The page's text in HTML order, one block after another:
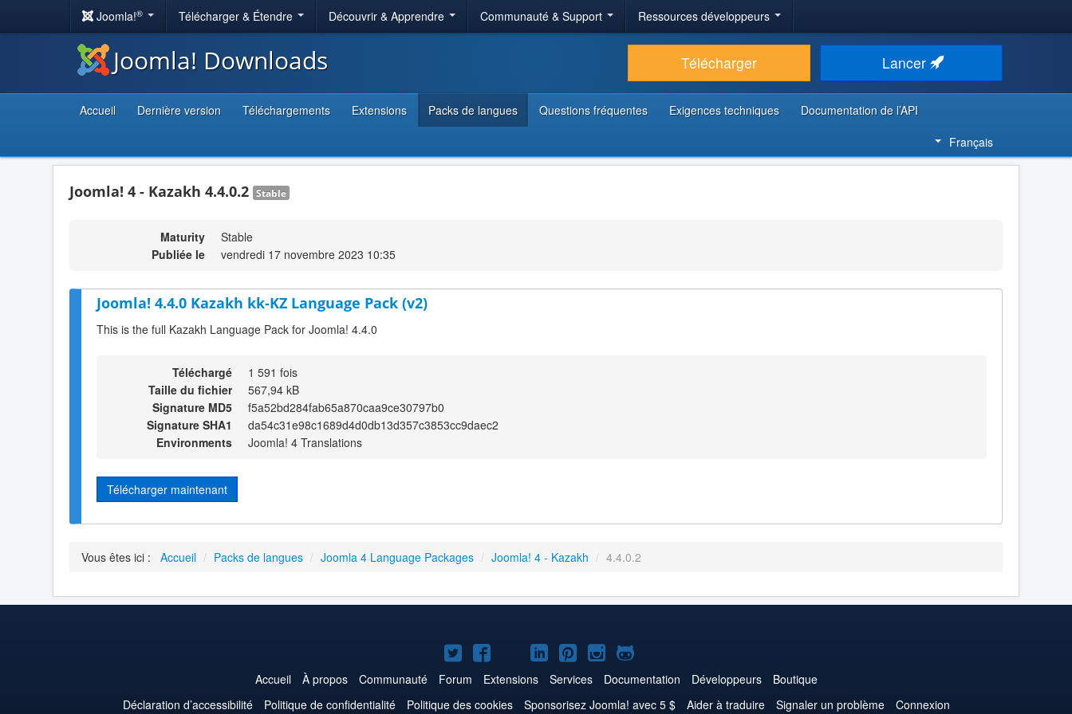
Joomla!® Télécharger & Étendre Découvrir & Apprendre Communauté & Support Ressources développeurs
Joomla! Downloads Télécharger Lancer
Accueil Dernière version Téléchargements Extensions Packs de langues Questions fréquentes Exigences techniques
Documentation de l’API
Français
Joomla! 4 - Kazakh 4.4.0.2 Stable
Maturity
Stable
Publiée le
vendredi 17 novembre 2023 10:35
Joomla! 4.4.0 Kazakh kk-KZ Language Pack (v2)
This is the full Kazakh Language Pack for Joomla! 4.4.0
Téléchargé
1 591 fois
Taille du fichier
567,94 kB
Signature MD5
f5a52bd284fab65a870caa9ce30797b0
Signature SHA1
da54c31e98c1689d4d0db13d357c3853cc9daec2
Environments
Joomla! 4 Translations
Télécharger maintenant
Vous êtes ici : Accueil / Packs de langues / Joomla 4 Language Packages / Joomla! 4 - Kazakh / 4.4.0.2
Joomla!
sur
Twitter
Joomla!
sur
Facebook
Joomla!
sur
YouTube
Joomla!
sur
LinkedIn
Joomla!
sur
Pinterest
Joomla!
sur
Instagram
Joomla!
sur
GitHub
Accueil À propos Communauté Forum Extensions Services Documentation Développeurs
Boutique
Déclaration d’accessibilité
Politique de confidentialité Politique des cookies Sponsorisez Joomla! avec 5 $ Aider à traduire Signaler un problème Connexion